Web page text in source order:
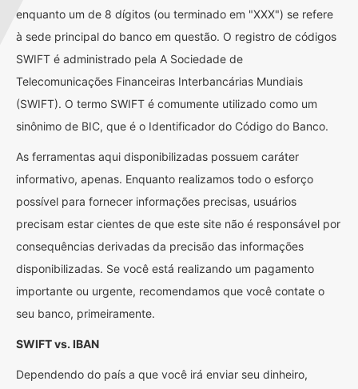
enquanto um de 8 dígitos (ou terminado em "XXX") se refere
à sede principal do banco em questão. O registro de códigos
SWIFT é administrado pela A Sociedade de
Telecomunicações Financeiras Interbancárias Mundiais
(SWIFT). O termo SWIFT é comumente utilizado como um
sinônimo de BIC, que é o Identificador do Código do Banco.
As ferramentas aqui disponibilizadas possuem caráter
informativo, apenas. Enquanto realizamos todo o esforço
possível para fornecer informações precisas, usuários
precisam estar cientes de que este site não é responsável por
consequências derivadas da precisão das informações
disponibilizadas. Se você está realizando um pagamento
importante ou urgente, recomendamos que você contate o
seu banco, primeiramente.
SWIFT vs. IBAN
Dependendo do país a que você irá enviar seu dinheiro,